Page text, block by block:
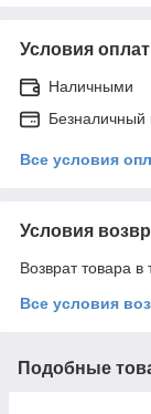
Условия
Наличными
Безналичный
Все условия
Условия
Возврат товара
Все условия
Подобные